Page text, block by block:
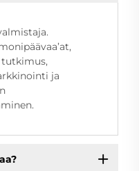
tutkimus,
ja